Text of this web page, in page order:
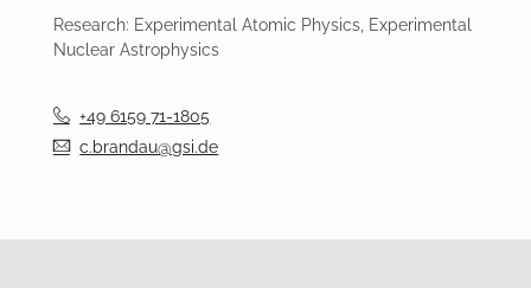
Research: Experimental Atomic Physics, Experimental
Nuclear Astrophysics
+49 6159 71-1805
c.brandau@gsi.de